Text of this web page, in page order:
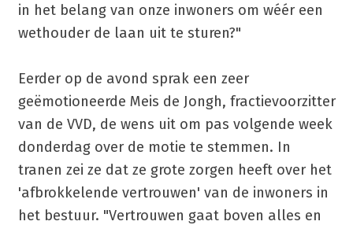
in het belang van onze inwoners om wéér een
wethouder de laan uit te sturen?"
Eerder op de avond sprak een zeer
geëmotioneerde Meis de Jongh, fractievoorzitter
van de VVD, de wens uit om pas volgende week
donderdag over de motie te stemmen. In
tranen zei ze dat ze grote zorgen heeft over het
'afbrokkelende vertrouwen' van de inwoners in
het bestuur. "Vertrouwen gaat boven alles en